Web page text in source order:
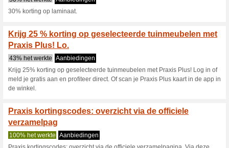
25 % korting op
55% het werkte
25% korting op tuinhout.